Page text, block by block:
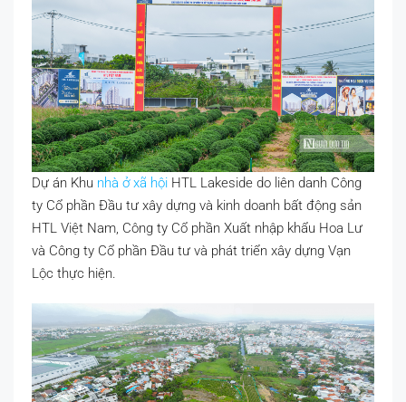
Dự án Khu nhà ở xã hội HTL Lakeside do liên danh Công
ty Cổ phần Đầu tư xây dựng và kinh doanh bất động sản
HTL Việt Nam, Công ty Cổ phần Xuất nhập khẩu Hoa Lư
và Công ty Cổ phần Đầu tư và phát triển xây dựng Vạn
Lộc thực hiện.